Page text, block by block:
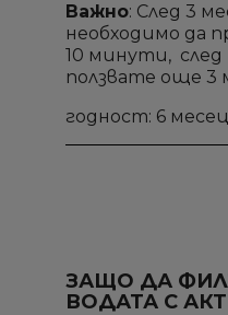
Важно: След 3
необходимо да
10 минути, след
ползвате още 3
годност: 6
ЗАЩО ДА
ВОДАТА С